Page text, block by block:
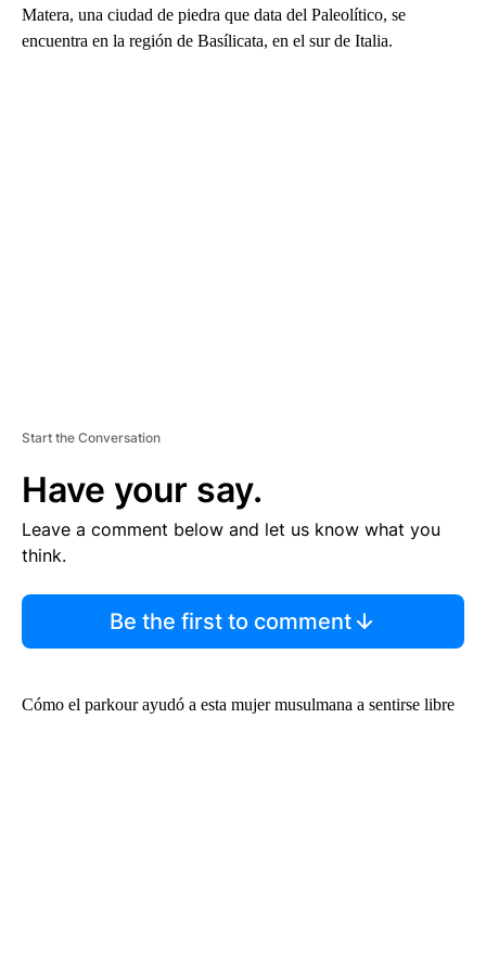
Matera, una ciudad de piedra que data del Paleolítico, se
encuentra en la región de Basílicata, en el sur de Italia.
Start the Conversation
Have your say.
Leave a comment below and let us know what you
think.
Be the first to comment
Cómo el parkour ayudó a esta mujer musulmana a sentirse libre